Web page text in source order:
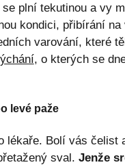
plní tekutinou a vy
kondici, přibírání
varování, které
, o kterých se
levé paže
lékaře. Bolí vás čelist
sval. Jenže